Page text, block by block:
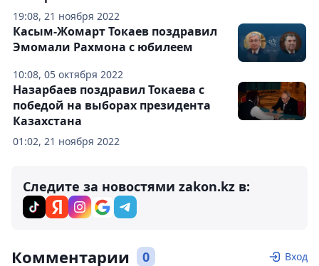
19:08, 21 ноября 2022
10:08, 05 октября 2022
Касым-Жомарт Токаев поздравил
Эмомали Рахмона с юбилеем
01:02, 21 ноября 2022
Назарбаев поздравил Токаева с
победой на выборах президента
Казахстана
Следите за новостями zakon.kz в:
Комментарии 0 Вход